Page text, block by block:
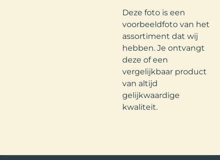
Deze foto is een
voorbeeldfoto van het
assortiment dat wij
hebben. Je ontvangt
deze of een
vergelijkbaar product
van altijd
gelijkwaardige
kwaliteit.